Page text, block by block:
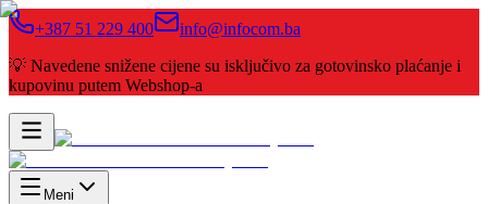
+387 51 229 400
info@infocom.ba
💡 Navedene snižene cijene su isključivo za gotovinsko plaćanje i
kupovinu putem Webshop-a
Meni